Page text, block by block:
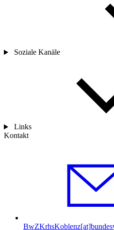
Soziale Kanäle
Links
Kontakt